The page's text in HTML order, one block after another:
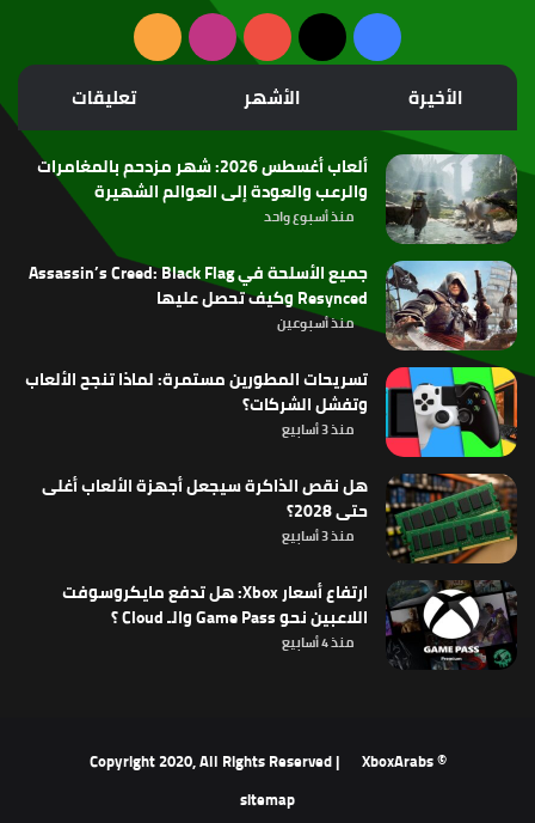
فيسبوك
‫X
‫YouTubeانستقرامملخص
الموقع
RSS
الأخيرة الأشهر تعليقات
ألعاب أغسطس 2026: شهر مزدحم بالمغامرات
والرعب والعودة إلى العوالم الشهيرة
منذ أسبوع واحد
جميع الأسلحة في Assassin’s Creed: Black Flag
Resynced وكيف تحصل عليها
منذ أسبوعين
تسريحات المطورين مستمرة: لماذا تنجح الألعاب
وتفشل الشركات؟
منذ 3 أسابيع
هل نقص الذاكرة سيجعل أجهزة الألعاب أغلى
حتى 2028؟
منذ 3 أسابيع
ارتفاع أسعار Xbox: هل تدفع مايكروسوفت
اللاعبين نحو Game Pass والـ Cloud ؟
منذ 4 أسابيع
© Copyright 2020, All Rights Reserved |
XboxArabs
sitemap